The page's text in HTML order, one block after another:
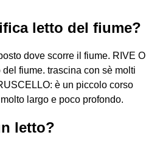
letto del fiume?
dove scorre il fiume. RIVE O
fiume. trascina con sè molti
è un piccolo corso
largo e poco profondo.
letto?